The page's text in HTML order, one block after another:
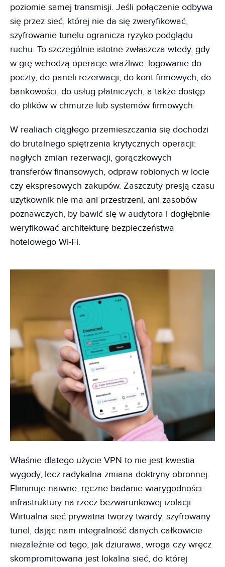
poziomie samej transmisji. Jeśli połączenie odbywa
się przez sieć, której nie da się zweryfikować,
szyfrowanie tunelu ogranicza ryzyko podglądu
ruchu. To szczególnie istotne zwłaszcza wtedy, gdy
w grę wchodzą operacje wrażliwe: logowanie do
poczty, do paneli rezerwacji, do kont firmowych, do
bankowości, do usług płatniczych, a także dostęp
do plików w chmurze lub systemów firmowych.
W realiach ciągłego przemieszczania się dochodzi
do brutalnego spiętrzenia krytycznych operacji:
nagłych zmian rezerwacji, gorączkowych
transferów finansowych, odpraw robionych w locie
czy ekspresowych zakupów. Zaszczuty presją czasu
użytkownik nie ma ani przestrzeni, ani zasobów
poznawczych, by bawić się w audytora i dogłębnie
weryfikować architekturę bezpieczeństwa
hotelowego Wi-Fi.
Właśnie dlatego użycie VPN to nie jest kwestia
wygody, lecz radykalna zmiana doktryny obronnej.
Eliminuje naiwne, ręczne badanie wiarygodności
infrastruktury na rzecz bezwarunkowej izolacji.
Wirtualna sieć prywatna tworzy twardy, szyfrowany
tunel, dając nam integralność danych całkowicie
niezależnie od tego, jak dziurawa, wroga czy wręcz
skompromitowana jest lokalna sieć, do której